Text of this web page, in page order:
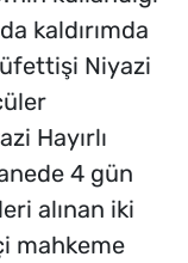
kaldırımda
Niyazi
Hayırlı
4 gün
alınan iki
mahkeme